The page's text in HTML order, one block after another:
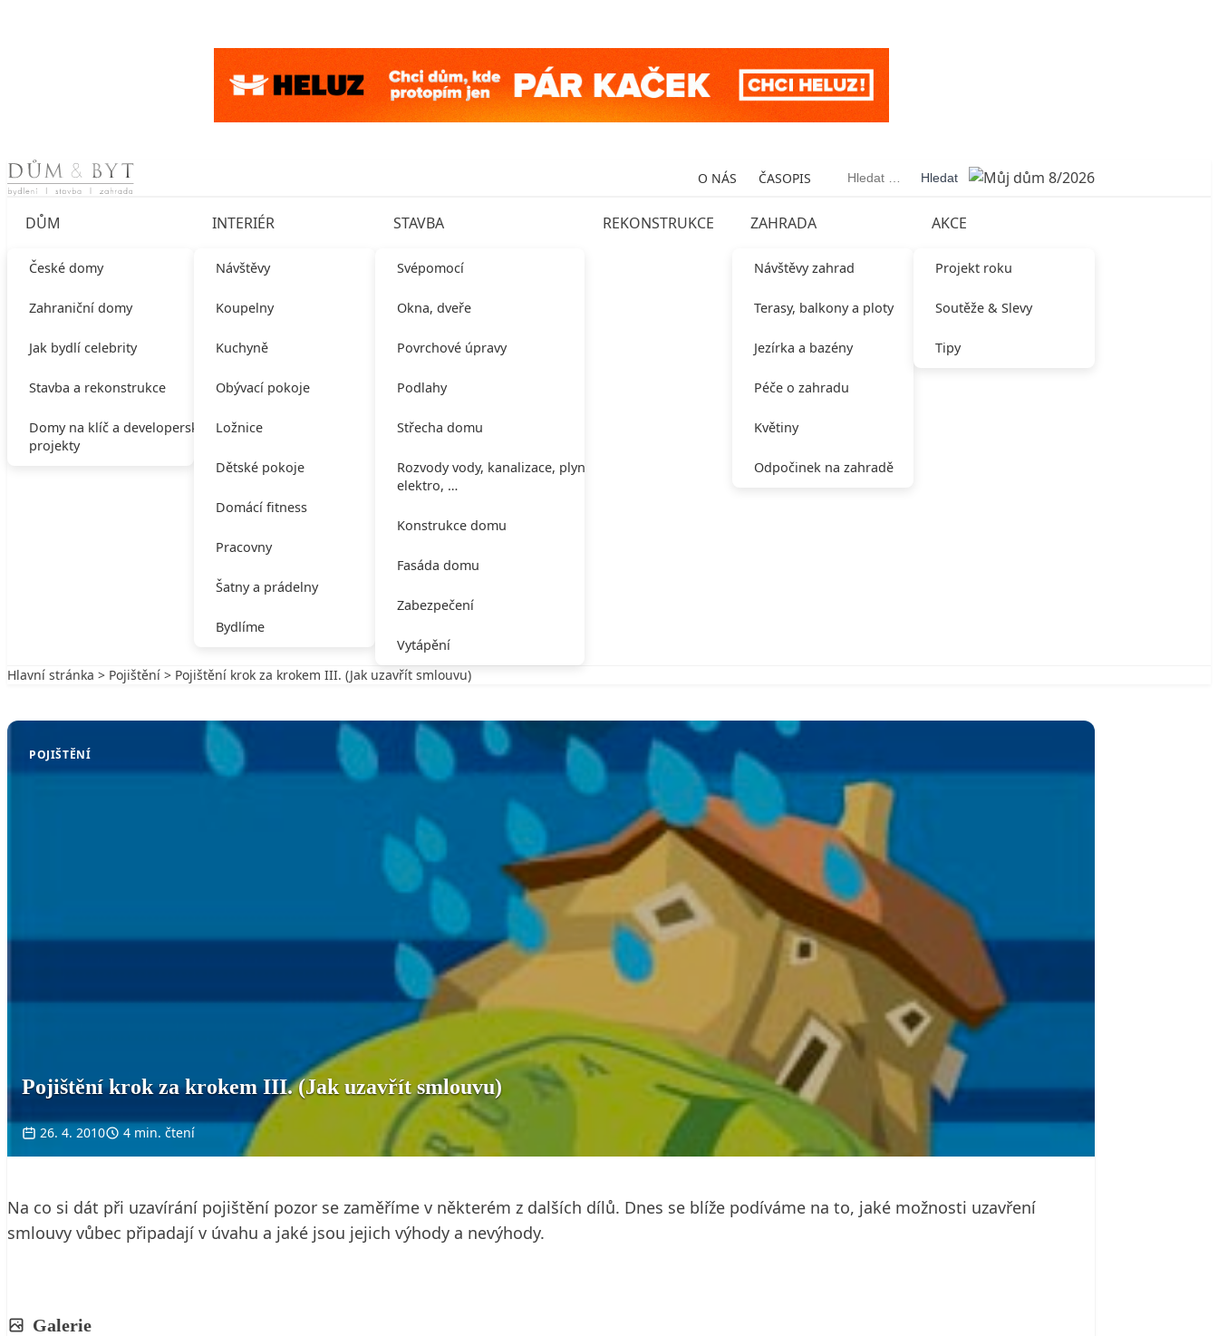
Skip to content O NÁS ČASOPIS Vyhledávání
DŮM
České domy
Zahraniční domy
Jak bydlí celebrity
Stavba a rekonstrukce
Domy na klíč a developerské
projekty
INTERIÉR
Návštěvy
Koupelny
Kuchyně
Obývací pokoje
Ložnice
Dětské pokoje
Domácí fitness
Pracovny
Šatny a prádelny
Bydlíme
STAVBA
Svépomocí
Okna, dveře
Povrchové úpravy
Podlahy
Střecha domu
Rozvody vody, kanalizace, plynu,
elektro, …
Konstrukce domu
Fasáda domu
Zabezpečení
Vytápění
REKONSTRUKCE ZAHRADA
Návštěvy zahrad
Terasy, balkony a ploty
Jezírka a bazény
Péče o zahradu
Květiny
Odpočinek na zahradě
AKCE
Projekt roku
Soutěže & Slevy
Tipy
Hlavní stránka > Pojištění > Pojištění krok za krokem III. (Jak uzavřít smlouvu)
POJIŠTĚNÍ
Pojištění krok za krokem III. (Jak uzavřít smlouvu)
26. 4. 2010 4 min. čtení
Na co si dát při uzavírání pojištění pozor se zaměříme v některém z dalších dílů. Dnes se blíže podíváme na to, jaké možnosti uzavření
smlouvy vůbec připadají v úvahu a jaké jsou jejich výhody a nevýhody.
Galerie